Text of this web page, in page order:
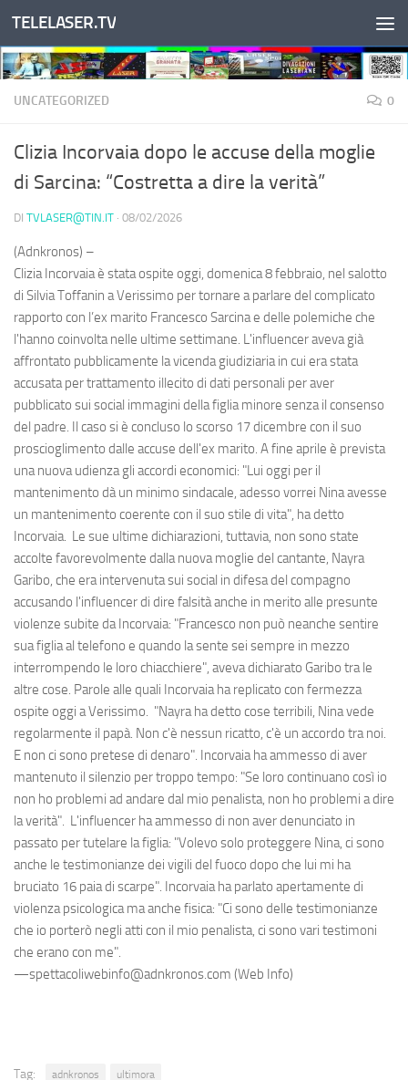
Salta al contenuto
TELELASER.TV
UNCATEGORIZED 0
Clizia Incorvaia dopo le accuse della moglie
di Sarcina: “Costretta a dire la verità”
DI TVLASER@TIN.IT · 08/02/2026
(Adnkronos) –
Clizia Incorvaia è stata ospite oggi, domenica 8 febbraio, nel salotto
di Silvia Toffanin a Verissimo per tornare a parlare del complicato
rapporto con l’ex marito Francesco Sarcina e delle polemiche che
l'hanno coinvolta nelle ultime settimane. L'influencer aveva già
affrontato pubblicamente la vicenda giudiziaria in cui era stata
accusata per trattamento illecito di dati personali per aver
pubblicato sui social immagini della figlia minore senza il consenso
del padre. Il caso si è concluso lo scorso 17 dicembre con il suo
proscioglimento dalle accuse dell'ex marito. A fine aprile è prevista
una nuova udienza gli accordi economici: "Lui oggi per il
mantenimento dà un minimo sindacale, adesso vorrei Nina avesse
un mantenimento coerente con il suo stile di vita", ha detto
Incorvaia. Le sue ultime dichiarazioni, tuttavia, non sono state
accolte favorevolmente dalla nuova moglie del cantante, Nayra
Garibo, che era intervenuta sui social in difesa del compagno
accusando l'influencer di dire falsità anche in merito alle presunte
violenze subite da Incorvaia: "Francesco non può neanche sentire
sua figlia al telefono e quando la sente sei sempre in mezzo
interrompendo le loro chiacchiere", aveva dichiarato Garibo tra le
altre cose. Parole alle quali Incorvaia ha replicato con fermezza
ospite oggi a Verissimo. "Nayra ha detto cose terribili, Nina vede
regolarmente il papà. Non c'è nessun ricatto, c'è un accordo tra noi.
E non ci sono pretese di denaro". Incorvaia ha ammesso di aver
mantenuto il silenzio per troppo tempo: "Se loro continuano così io
non ho problemi ad andare dal mio penalista, non ho problemi a dire
la verità". L'influencer ha ammesso di non aver denunciato in
passato per tutelare la figlia: "Volevo solo proteggere Nina, ci sono
anche le testimonianze dei vigili del fuoco dopo che lui mi ha
bruciato 16 paia di scarpe". Incorvaia ha parlato apertamente di
violenza psicologica ma anche fisica: "Ci sono delle testimonianze
che io porterò negli atti con il mio penalista, ci sono vari testimoni
che erano con me".
—spettacoliwebinfo@adnkronos.com (Web Info)
Tag: adnkronos ultimora